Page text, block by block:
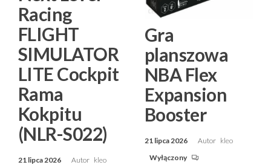
Racing
FLIGHT
SIMULATOR
LITE Cockpit
Rama
Kokpitu
(NLR-S022)
21 lipca 2026 Autor kleo
Gra
planszowa
NBA Flex
Expansion
Booster
21 lipca 2026 Autor kleo
Wyłączony